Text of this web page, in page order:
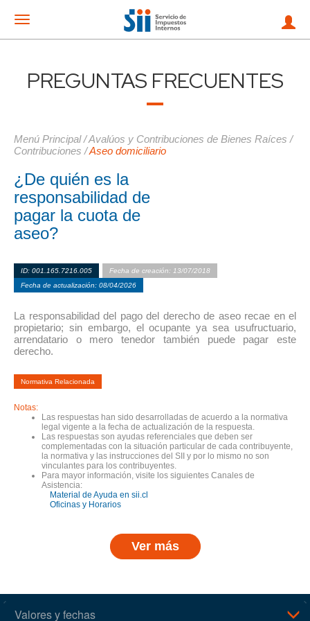
PREGUNTAS FRECUENTES
Menú Principal/Avalúos y Contribuciones de Bienes Raíces /
Contribuciones /Aseo domiciliario
¿De quién es la
responsabilidad de
pagar la cuota de
aseo?
ID: 001.165.7216.005
Fecha de creación: 13/07/2018
Fecha de actualización: 08/04/2026
La responsabilidad del pago del derecho de aseo recae en el
propietario; sin embargo, el ocupante ya sea usufructuario,
arrendatario o mero tenedor también puede pagar este
derecho.
Normativa Relacionada
Notas:
Las respuestas han sido desarrolladas de acuerdo a la normativa
legal vigente a la fecha de actualización de la respuesta.
Las respuestas son ayudas referenciales que deben ser
complementadas con la situación particular de cada contribuyente,
la normativa y las instrucciones del SII y por lo mismo no son
vinculantes para los contribuyentes.
Para mayor información, visite los siguientes Canales de
Asistencia:
Material de Ayuda en sii.cl
Oficinas y Horarios
Ver más
Valores y fechas
Mostrar
menu